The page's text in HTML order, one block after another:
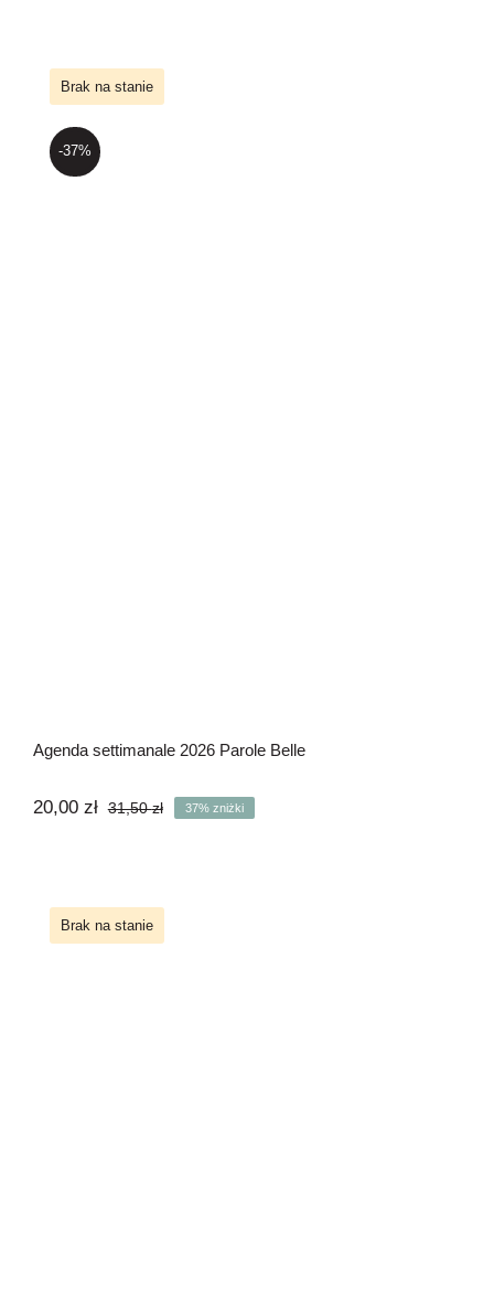
Brak na stanie
-37%
Agenda settimanale 2026 Parole Belle
31,50złPierwotna
20,00 zł
Aktualna
37% zniżki
Brak na stanie